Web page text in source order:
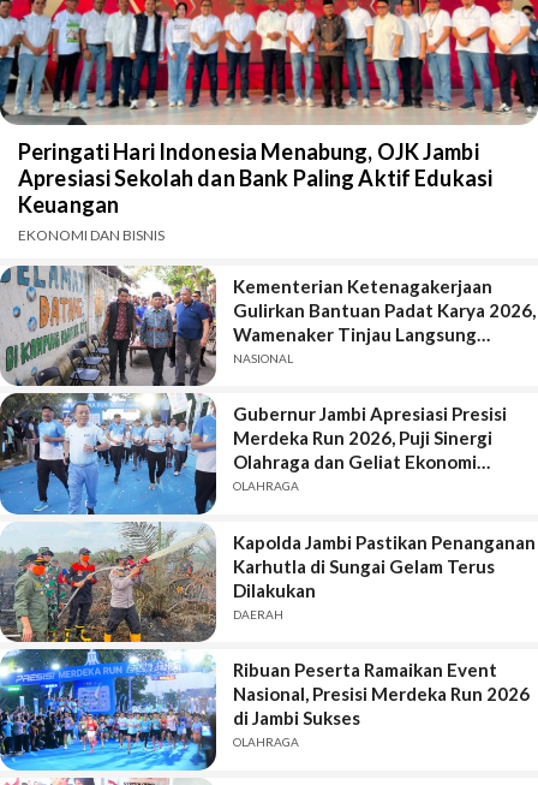
Peringati Hari Indonesia Menabung, OJK Jambi
Apresiasi Sekolah dan Bank Paling Aktif Edukasi
Keuangan
EKONOMI DAN BISNIS
Kementerian Ketenagakerjaan
Gulirkan Bantuan Padat Karya 2026,
Wamenaker Tinjau Langsung
Pekerjaan di Kota Jambi
NASIONAL
Gubernur Jambi Apresiasi Presisi
Merdeka Run 2026, Puji Sinergi
Olahraga dan Geliat Ekonomi
Daerah
OLAHRAGA
Kapolda Jambi Pastikan Penanganan
Karhutla di Sungai Gelam Terus
Dilakukan
DAERAH
Ribuan Peserta Ramaikan Event
Nasional, Presisi Merdeka Run 2026
di Jambi Sukses
OLAHRAGA